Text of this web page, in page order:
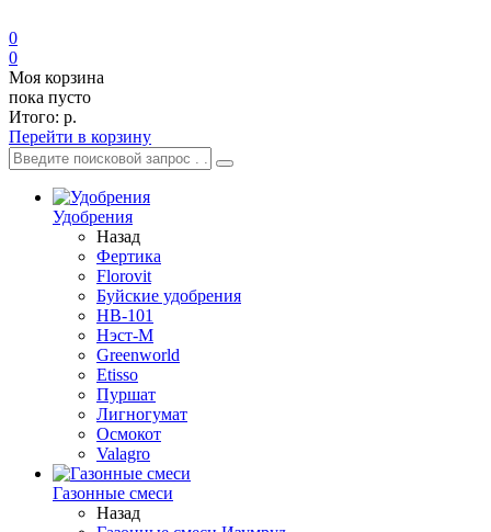
0
0
Моя корзина
пока пусто
Итого: р.
Перейти в корзину
Удобрения
Назад
Фертика
Florovit
Буйские удобрения
HB-101
Нэст-М
Greenworld
Etisso
Пуршат
Лигногумат
Осмокот
Valagro
Газонные смеси
Назад